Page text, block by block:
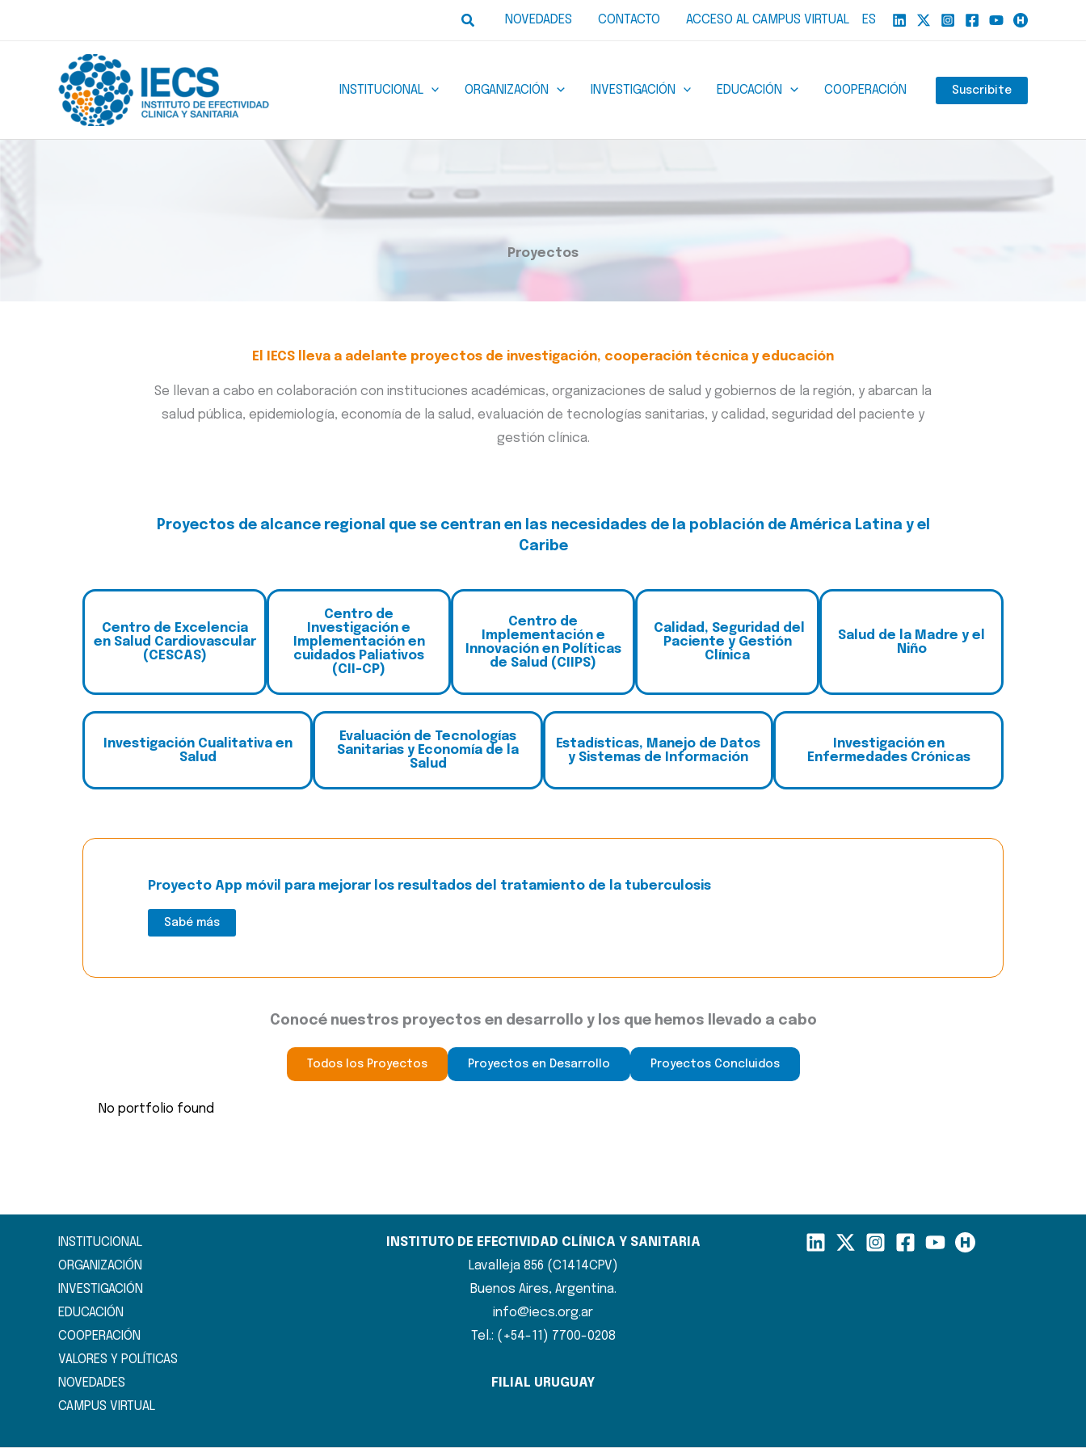
BuscarNOVEDADES CONTACTO ACCESO AL CAMPUS VIRTUAL ES
INSTITUCIONAL ORGANIZACIÓN INVESTIGACIÓN EDUCACIÓN COOPERACIÓN Suscribite
Proyectos
El IECS lleva a adelante proyectos de investigación, cooperación técnica y educación
Se llevan a cabo en colaboración con instituciones académicas, organizaciones de salud y gobiernos de la región, y abarcan la
salud pública, epidemiología, economía de la salud, evaluación de tecnologías sanitarias, y calidad, seguridad del paciente y
gestión clínica.
Proyectos de alcance regional que se centran en las necesidades de la población de América Latina y el
Caribe
Centro de Excelencia
en Salud Cardiovascular
(CESCAS)
Centro de
Investigación e
Implementación en
cuidados Paliativos
(CII-CP)
Centro de
Implementación e
Innovación en Políticas
de Salud (CIIPS)
Calidad, Seguridad del
Paciente y Gestión
Clínica
Salud de la Madre y el
Niño
nvestigación Cualitativa en
Salud
Evaluación de Tecnologías
Sanitarias y Economía de la
Salud
Estadísticas, Manejo de Datos
y Sistemas de Información
nvestigación en
Enfermedades Crónicas
Proyecto App móvil para mejorar los resultados del tratamiento de la tuberculosis
Sabé más
Conocé nuestros proyectos en desarrollo y los que hemos llevado a cabo
Todos los Proyectos Proyectos en Desarrollo Proyectos Concluidos
No portfolio found
INSTITUCIONAL
ORGANIZACIÓN
INVESTIGACIÓN
EDUCACIÓN
COOPERACIÓN
VALORES Y POLÍTICAS
NOVEDADES
CAMPUS VIRTUAL
INSTITUTO DE EFECTIVIDAD CLÍNICA Y SANITARIA
Lavalleja 856 (C1414CPV)
Buenos Aires, Argentina.
info@iecs.org.ar
Tel.: (+54-11) 7700-0208
FILIAL URUGUAY